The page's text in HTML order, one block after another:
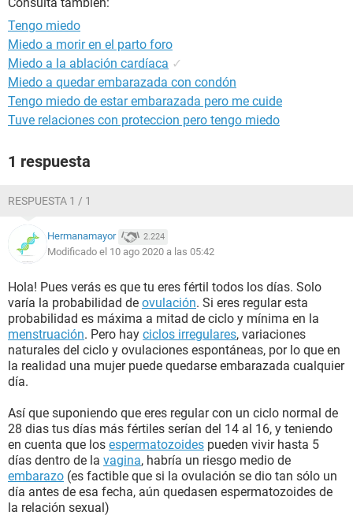
Tengo miedo
Miedo a morir en el parto foro
Miedo a la ablación cardíaca ✓
Miedo a quedar embarazada con condón
Tengo miedo de estar embarazada pero me cuide
Tuve relaciones con proteccion pero tengo miedo
1 respuesta
RESPUESTA 1 / 1
Hermanamayor 2.224
Modificado el 10 ago 2020 a las 05:42
Hola! Pues verás es que tu eres fértil todos los días. Solo
varía la probabilidad de ovulación. Si eres regular esta
probabilidad es máxima a mitad de ciclo y mínima en la
menstruación. Pero hay ciclos irregulares, variaciones
naturales del ciclo y ovulaciones espontáneas, por lo que en
la realidad una mujer puede quedarse embarazada cualquier
día.
Así que suponiendo que eres regular con un ciclo normal de
28 dias tus días más fértiles serían del 14 al 16, y teniendo
en cuenta que los espermatozoides pueden vivir hasta 5
días dentro de la vagina, habría un riesgo medio de
embarazo (es factible que si la ovulación se dio tan sólo un
día antes de esa fecha, aún quedasen espermatozoides de
la relación sexual)